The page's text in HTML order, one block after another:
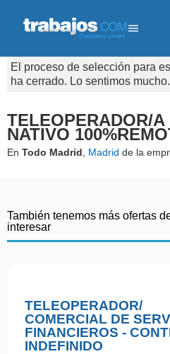
El proceso de selección para
ha cerrado. Lo sentimos mucho.
TELEOPERADOR/A
NATIVO
En Todo Madrid Madrid de la
También tenemos más ofertas
interesar
TELEOPERADOR/
COMERCIAL DE
FINANCIEROS -
INDEFINIDO